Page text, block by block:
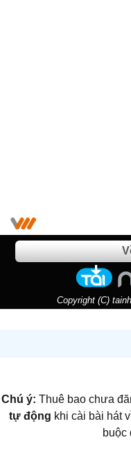
Copyright (C)
Chú ý: Thuê bao chưa
tự động khi cài bài hát
buộc